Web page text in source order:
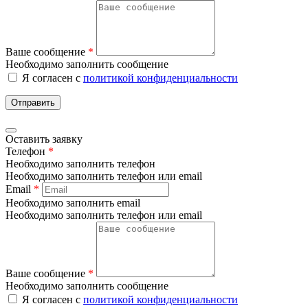
Ваше сообщение *
Необходимо заполнить сообщение
Я согласен с политикой конфиденциальности
Отправить
Оставить заявку
Телефон *
Необходимо заполнить телефон
Необходимо заполнить телефон или email
Email *
Необходимо заполнить email
Необходимо заполнить телефон или email
Ваше сообщение *
Необходимо заполнить сообщение
Я согласен с политикой конфиденциальности